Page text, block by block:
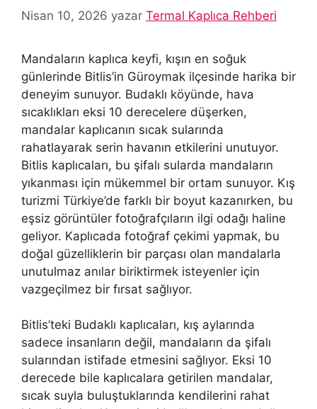
Nisan 10, 2026 yazar Termal Kaplıca Rehberi
Mandaların kaplıca keyfi, kışın en soğuk
günlerinde Bitlis’in Güroymak ilçesinde harika bir
deneyim sunuyor. Budaklı köyünde, hava
sıcaklıkları eksi 10 derecelere düşerken,
mandalar kaplıcanın sıcak sularında
rahatlayarak serin havanın etkilerini unutuyor.
Bitlis kaplıcaları, bu şifalı sularda mandaların
yıkanması için mükemmel bir ortam sunuyor. Kış
turizmi Türkiye’de farklı bir boyut kazanırken, bu
eşsiz görüntüler fotoğrafçıların ilgi odağı haline
geliyor. Kaplıcada fotoğraf çekimi yapmak, bu
doğal güzelliklerin bir parçası olan mandalarla
unutulmaz anılar biriktirmek isteyenler için
vazgeçilmez bir fırsat sağlıyor.
Bitlis’teki Budaklı kaplıcaları, kış aylarında
sadece insanların değil, mandaların da şifalı
sularından istifade etmesini sağlıyor. Eksi 10
derecede bile kaplıcalara getirilen mandalar,
sıcak suyla buluştuklarında kendilerini rahat